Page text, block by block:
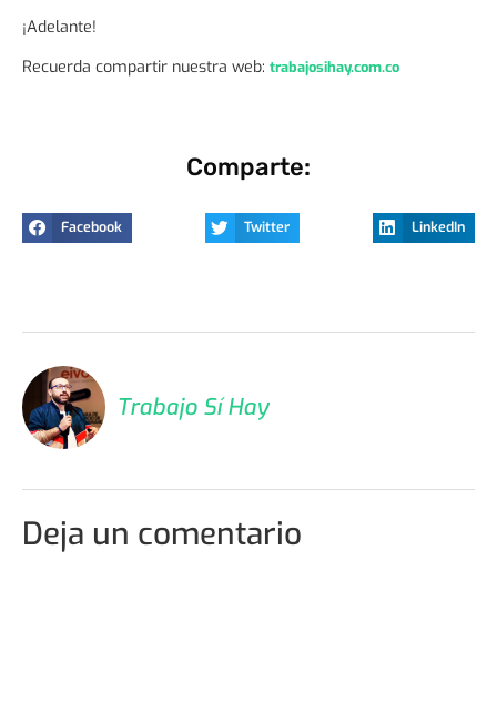
¡Adelante!
Recuerda compartir nuestra web: trabajosihay.com.co
Comparte:
Facebook Twitter LinkedIn
Trabajo Sí Hay
Deja un comentario